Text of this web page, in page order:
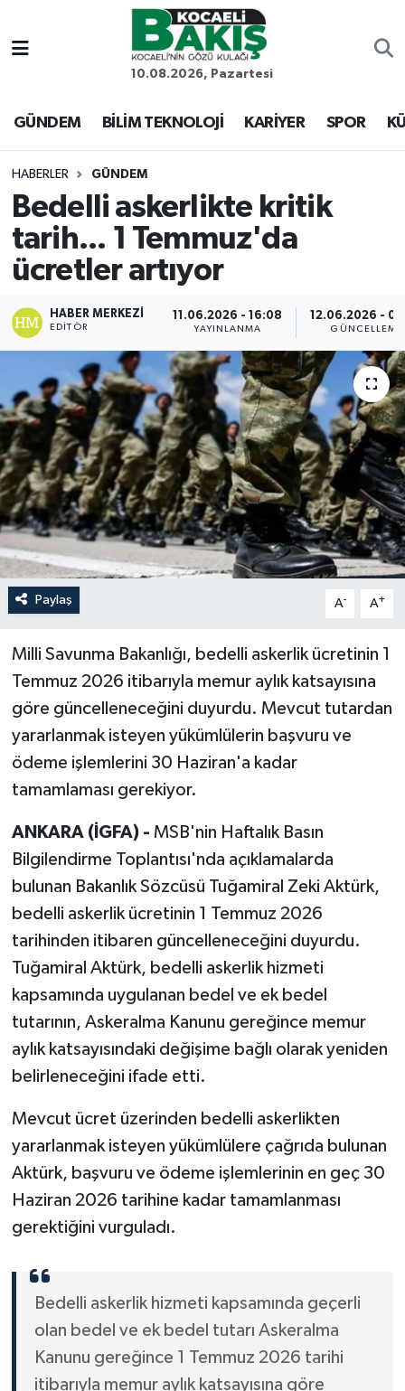
10.08.2026, Pazartesi
GÜNDEM BİLİM TEKNOLOJİ KARİYER SPOR
HABERLER GÜNDEM
Bedelli askerlikte kritik
tarih... 1 Temmuz'da
ücretler artıyor
HABER MERKEZI
EDITÖR
11.06.2026 - 16:08
YAYINLANMA
12.06.2026 -
GÜNCELLEME
Paylaş A- A+
Milli Savunma Bakanlığı, bedelli askerlik ücretinin 1
Temmuz 2026 itibarıyla memur aylık katsayısına
göre güncelleneceğini duyurdu. Mevcut tutardan
yararlanmak isteyen yükümlülerin başvuru ve
ödeme işlemlerini 30 Haziran'a kadar
tamamlaması gerekiyor.
ANKARA (İGFA) - MSB'nin Haftalık Basın
Bilgilendirme Toplantısı'nda açıklamalarda
bulunan Bakanlık Sözcüsü Tuğamiral Zeki Aktürk,
bedelli askerlik ücretinin 1 Temmuz 2026
tarihinden itibaren güncelleneceğini duyurdu.
Tuğamiral Aktürk, bedelli askerlik hizmeti
kapsamında uygulanan bedel ve ek bedel
tutarının, Askeralma Kanunu gereğince memur
aylık katsayısındaki değişime bağlı olarak yeniden
belirleneceğini ifade etti.
Mevcut ücret üzerinden bedelli askerlikten
yararlanmak isteyen yükümlülere çağrıda bulunan
Aktürk, başvuru ve ödeme işlemlerinin en geç 30
Haziran 2026 tarihine kadar tamamlanması
gerektiğini vurguladı.
Bedelli askerlik hizmeti kapsamında geçerli
olan bedel ve ek bedel tutarı Askeralma
Kanunu gereğince 1 Temmuz 2026 tarihi
itibarıyla memur aylık katsayısına göre
Kocaeli Nöbetçi Eczaneler
Kocaeli Hava Durumu
Süper Lig Puan Durumu ve Fikstür
Tüm Manşetler